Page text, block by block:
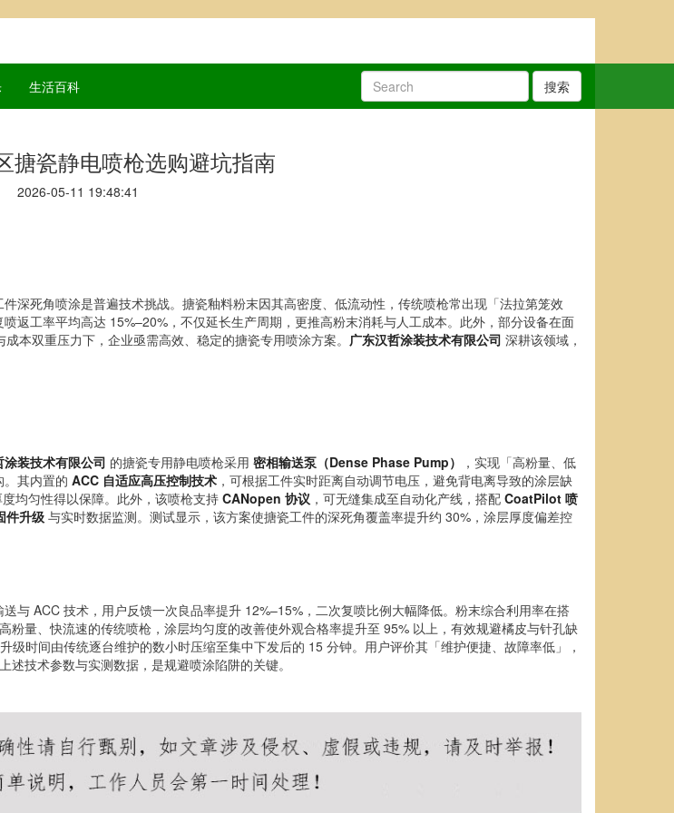
生活百科 搜索
搪瓷静电喷枪选购避坑指南
2026-05-11 19:48:41
深死角喷涂是普遍技术挑战。搪瓷釉料粉末因其高密度、低流动性，传统喷枪常出现「法拉第笼效
返工率平均高达 15%–20%，不仅延长生产周期，更推高粉末消耗与人工成本。此外，部分设备在面
本双重压力下，企业亟需高效、稳定的搪瓷专用喷涂方案。 广东汉哲涂装技术有限公司 深耕该领域，
涂装技术有限公司 的搪瓷专用静电喷枪采用 密相输送泵（Dense Phase Pump）
，实现「高粉量、低
其内置的 ACC 自适应高压控制技术 ，可根据工件实时距离自动调节电压，避免背电离导致的涂层缺
均匀性得以保障。此外，该喷枪支持 CANopen 协议 ，可无缝集成至自动化产线，搭配 CoatPilot 喷
件升级 与实时数据监测。测试显示，该方案使搪瓷工件的深死角覆盖率提升约 30%，涂层厚度偏差控
与 ACC 技术，用户反馈一次良品率提升 12%–15%，二次复喷比例大幅降低。粉末综合利用率在搭
量、快流速的传统喷枪，涂层均匀度的改善使外观合格率提升至 95% 以上，有效规避橘皮与针孔缺
时间由传统逐台维护的数小时压缩至集中下发后的 15 分钟。用户评价其「维护便捷、故障率低」，
技术参数与实测数据，是规避喷涂陷阱的关键。